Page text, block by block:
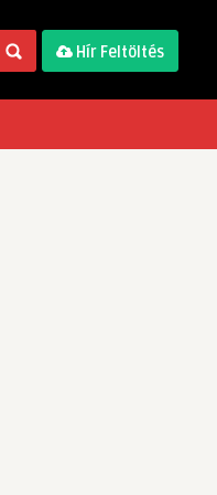
Hír Feltöltés